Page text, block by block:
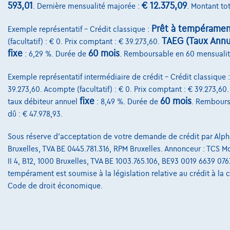
593,01
. Dernière mensualité majorée : € 12.375,09. Montant
Exemple représentatif – Crédit classique : Prêt à
(facultatif) : € 0. Prix comptant : € 39.273,60. TAEG (Taux
fixe : 6,29 %. Durée de 60 mois . Remboursable en 60
Exemple représentatif intermédiaire de crédit – Crédit classique
39.273,60. Acompte (facultatif) : € 0. Prix comptant : €
taux débiteur annuel fixe : 8,49 %. Durée de 60 mois .
dû : € 47.978,93.
Sous réserve d'acceptation de votre demande de crédit par
Bruxelles, TVA BE 0445.781.316, RPM Bruxelles. Annonceur :
II 4, B12, 1000 Bruxelles, TVA BE 1003.765.106, BE93 0019 6639
tempérament est soumise à la législation relative au crédit à la
Code de droit économique.